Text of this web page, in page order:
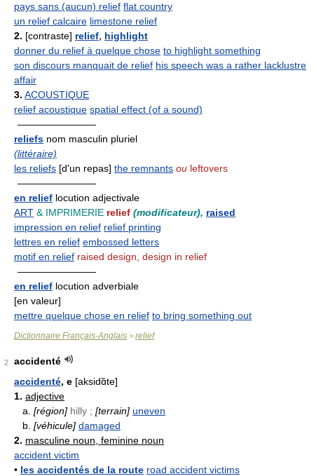
pays sans (aucun) relief flat country
un relief calcaire limestone relief
2. [contraste] relief, highlight
donner du relief à quelque chose to highlight something
son discours manquait de relief his speech was a rather lacklustre
affair
3. ACOUSTIQUE
relief acoustique spatial effect (of a sound)
————————
reliefs nom masculin pluriel
(littéraire)
les reliefs [d'un repas] the remnants ou leftovers
————————
en relief locution adjectivale
ART & IMPRIMERIE relief (modificateur), raised
impression en relief relief printing
lettres en relief embossed letters
motif en relief raised design, design in relief
————————
en relief locution adverbiale
[en valeur]
mettre quelque chose en relief to bring something out
Dictionnaire Français-Anglais > relief
2
accidenté
accidenté, e [aksidɑ̃te]
1. adjective
a. [région] hilly ; [terrain] uneven
b. [véhicule] damaged
2. masculine noun, feminine noun
accident victim
• les accidentés de la route road accident victims